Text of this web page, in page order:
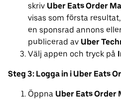
skriv Uber Eats Order
visas som första
en sponsrad annons
publicerad av Uber
Välj appen och tryck på
Steg 3: Logga in i Uber Eats
Öppna Uber Eats Order